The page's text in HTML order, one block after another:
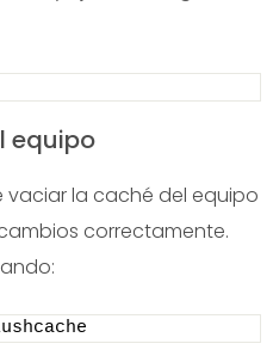
equipo
la caché del equipo
correctamente.